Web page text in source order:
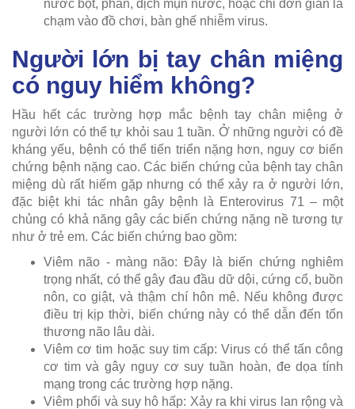
nước bọt, phân, dịch mụn nước, hoặc chỉ đơn giản là
chạm vào đồ chơi, bàn ghế nhiễm virus.
Người lớn bị tay chân miệng
có nguy hiểm không?
Hầu hết các trường hợp mắc bệnh tay chân miệng ở
người lớn có thể tự khỏi sau 1 tuần. Ở những người có đề
kháng yếu, bệnh có thể tiến triển nặng hơn, nguy cơ biến
chứng bệnh nặng cao. Các biến chứng của bệnh tay chân
miệng dù rất hiếm gặp nhưng có thể xảy ra ở người lớn,
đặc biệt khi tác nhân gây bệnh là Enterovirus 71 – một
chủng có khả năng gây các biến chứng nặng nề tương tự
như ở trẻ em. Các biến chứng bao gồm:
Viêm não - màng não: Đây là biến chứng nghiêm
trọng nhất, có thể gây đau đầu dữ dội, cứng cổ, buồn
nôn, co giật, và thậm chí hôn mê. Nếu không được
điều trị kịp thời, biến chứng này có thể dẫn đến tổn
thương não lâu dài.
Viêm cơ tim hoặc suy tim cấp: Virus có thể tấn công
cơ tim và gây nguy cơ suy tuần hoàn, đe dọa tính
mạng trong các trường hợp nặng.
Viêm phổi và suy hô hấp: Xảy ra khi virus lan rộng và